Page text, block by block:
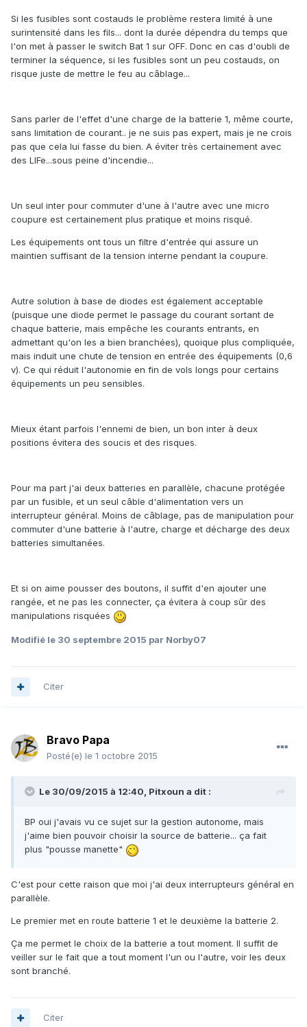
Si les fusibles sont costauds le problème restera limité à une
surintensité dans les fils... dont la durée dépendra du temps que
l'on met à passer le switch Bat 1 sur OFF. Donc en cas d'oubli de
terminer la séquence, si les fusibles sont un peu costauds, on
risque juste de mettre le feu au câblage...
Sans parler de l'effet d'une charge de la batterie 1, même courte,
sans limitation de courant.. je ne suis pas expert, mais je ne crois
pas que cela lui fasse du bien. A éviter très certainement avec
des LIFe...sous peine d'incendie...
Un seul inter pour commuter d'une à l'autre avec une micro
coupure est certainement plus pratique et moins risqué.
Les équipements ont tous un filtre d'entrée qui assure un
maintien suffisant de la tension interne pendant la coupure.
Autre solution à base de diodes est également acceptable
(puisque une diode permet le passage du courant sortant de
chaque batterie, mais empêche les courants entrants, en
admettant qu'on les a bien branchées), quoique plus compliquée,
mais induit une chute de tension en entrée des équipements (0,6
v). Ce qui réduit l'autonomie en fin de vols longs pour certains
équipements un peu sensibles.
Mieux étant parfois l'ennemi de bien, un bon inter à deux
positions évitera des soucis et des risques.
Pour ma part j'ai deux batteries en parallèle, chacune protégée
par un fusible, et un seul câble d'alimentation vers un
interrupteur général. Moins de câblage, pas de manipulation pour
commuter d'une batterie à l'autre, charge et décharge des deux
batteries simultanées.
Et si on aime pousser des boutons, il suffit d'en ajouter une
rangée, et ne pas les connecter, ça évitera à coup sûr des
manipulations risquées
Modifié le 30 septembre 2015 par Norby07
Citer
Bravo Papa
Posté(e) le 1 octobre 2015
Le 30/09/2015 à 12:40, Pitxoun a dit :
BP oui j'avais vu ce sujet sur la gestion autonome, mais
j'aime bien pouvoir choisir la source de batterie... ça fait
plus "pousse manette"
C'est pour cette raison que moi j'ai deux interrupteurs général en
parallèle.
Le premier met en route batterie 1 et le deuxième la batterie 2.
Ça me permet le choix de la batterie a tout moment. Il suffit de
veiller sur le fait que a tout moment l'un ou l'autre, voir les deux
sont branché.
Citer